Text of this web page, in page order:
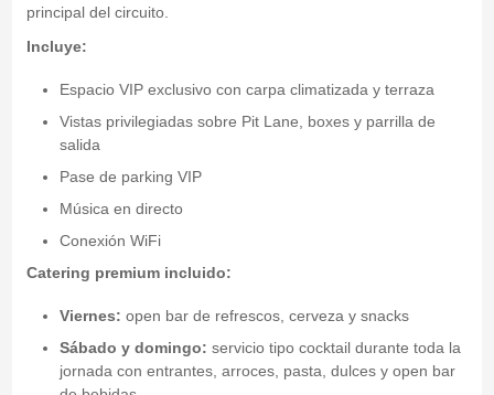
principal del circuito.
Incluye:
Espacio VIP exclusivo con carpa climatizada y terraza
Vistas privilegiadas sobre Pit Lane, boxes y parrilla de
salida
Pase de parking VIP
Música en directo
Conexión WiFi
Catering premium incluido:
Viernes: open bar de refrescos, cerveza y snacks
Sábado y domingo: servicio tipo cocktail durante toda la
jornada con entrantes, arroces, pasta, dulces y open bar